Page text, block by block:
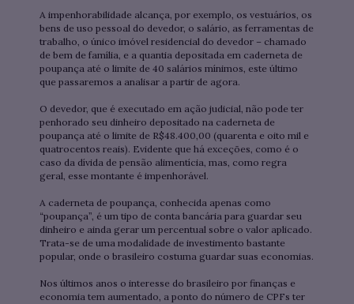
A impenhorabilidade alcança, por exemplo, os vestuários, os
bens de uso pessoal do devedor, o salário, as ferramentas de
trabalho, o único imóvel residencial do devedor – chamado
de bem de família, e a quantia depositada em caderneta de
poupança até o limite de 40 salários mínimos, este último
que passaremos a analisar a partir de agora.
O devedor, que é executado em ação judicial, não pode ter
penhorado seu dinheiro depositado na caderneta de
poupança até o limite de R$48.400,00 (quarenta e oito mil e
quatrocentos reais). Evidente que há exceções, como é o
caso da dívida de pensão alimentícia, mas, como regra
geral, esse montante é impenhorável.
A caderneta de poupança, conhecida apenas como
“poupança”, é um tipo de conta bancária para guardar seu
dinheiro e ainda gerar um percentual sobre o valor aplicado.
Trata-se de uma modalidade de investimento bastante
popular, onde o brasileiro costuma guardar suas economias.
Nos últimos anos o interesse do brasileiro por finanças e
economia tem aumentado, a ponto do número de CPFs ter